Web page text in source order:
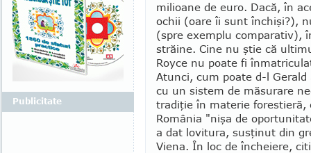
milioane de euro. Dacă, în
ochii (oare îi sunt în­chişi?),
(spre exemplu comparativ),
străine. Cine nu ştie că
Royce nu poate fi
Atunci, cum poate d-l
cu un sistem de măsurare
tradiţie în materie forestieră,
România "nişa de
a dat lovitura, susţinut din
Viena. În loc de încheiere,
Publicitate